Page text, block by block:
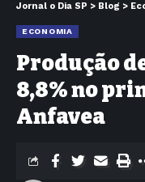
Jornal o Dia SP > Blog >
ECONOMIA
Produção
8,8% no
Anfavea